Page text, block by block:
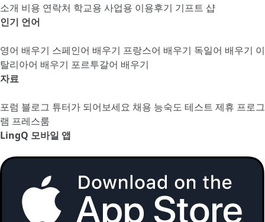
소개 비용 연락처 학교용 사업용 이용후기 기프트 샵
인기 언어
영어 배우기 스페인어 배우기 프랑스어 배우기 독일어 배우기 이
탈리아어 배우기 포르투갈어 배우기
자료
포럼 블로그 튜터가 되어보세요 채용 능숙도 테스트 제휴 프로그
램 프레스룸
LingQ 모바일 앱